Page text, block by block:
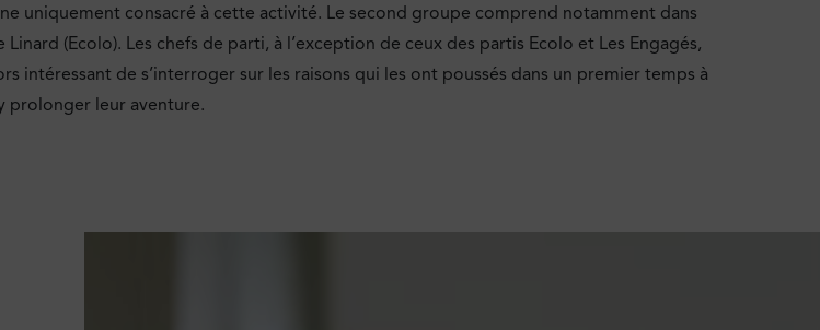
uniquement consacré à cette activité. Le second groupe comprend notamment dans
(Ecolo). Les chefs de parti, à l’exception de ceux des partis Ecolo et Les Engagés,
intéressant de s’interroger sur les raisons qui les ont poussés dans un premier temps à
prolonger leur aventure.